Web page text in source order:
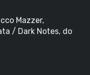
Mazzer,
/ Dark Notes, do